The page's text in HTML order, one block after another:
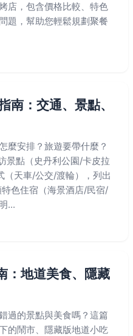
店，包含價格比較、特色
題，幫助您輕鬆規劃聚餐
南：交通、景點、
麼安排？旅遊要帶什麼？
景點（史丹利公園/卡皮拉
天車/公交/渡輪），列出
色住宿（海景酒店/民宿/
...
：地道美食、隱藏
過的景點與美食嗎？這篇
的鬧市、隱藏版地道小吃